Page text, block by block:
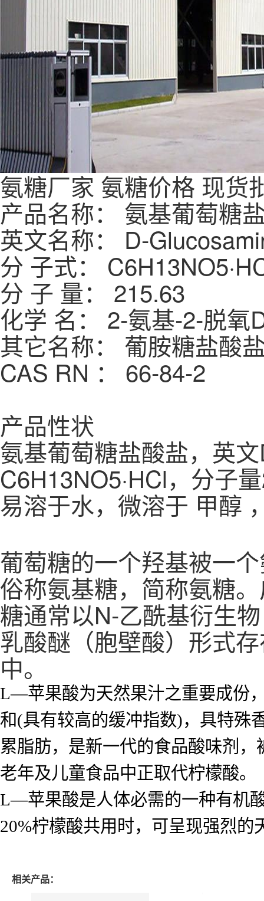
氨糖厂家 氨糖价格 现货
产品名称： 氨基葡萄糖
英文名称： D-
分 子式：
分 子 量： 215.63
化学 名： 2-氨基-2-脱氧
其它名称： 葡胺糖盐酸
CAS RN ： 66-84-2
产品性状
氨基葡萄糖盐酸盐，英
C6H13NO5·HCl，分子
易溶于水，微溶于 甲醇
葡萄糖的一个羟基被一
俗称氨基糖，简称氨糖
糖通常以N-乙酰基衍生
乳酸醚（胞壁酸）形式
中。
L—苹果酸为天然果汁之重要成份
和(具有较高的缓冲指数)，具特殊
累脂肪，是新一代的食品酸味剂
老年及儿童食品中正取代柠檬酸。
L—苹果酸是人体必需的一种有机
20%柠檬酸共用时，可呈现强烈的
相关产品：